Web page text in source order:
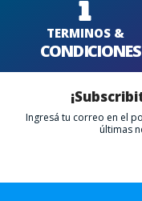
TERMINOS &
CONDICIONES
Ingresá tu correo en el
últimas